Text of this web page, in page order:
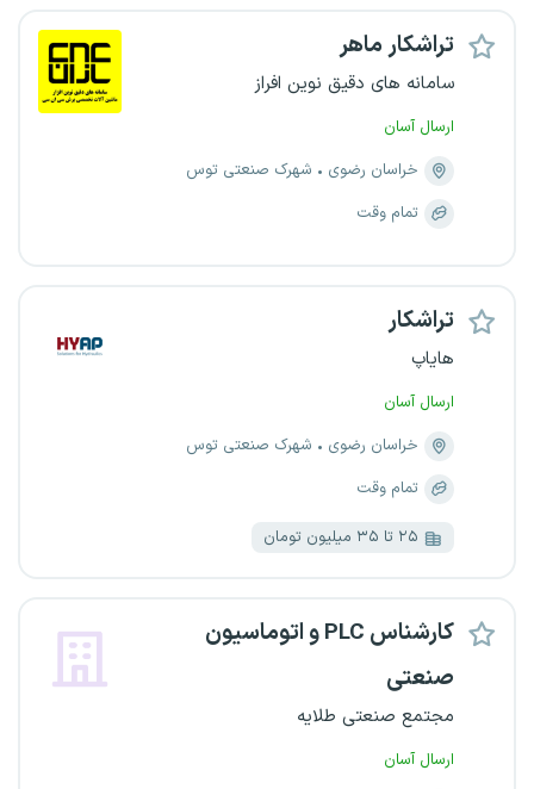
تراشکار ماهر
سامانه های دقیق نوین افراز
ارسال آسان
خراسان رضوی
شهرک صنعتی توس
تمام وقت
تراشکار
هایاپ
ارسال آسان
خراسان رضوی
شهرک صنعتی توس
تمام وقت
۲۵ تا ۳۵ میلیون تومان
کارشناس PLC و اتوماسیون
صنعتی
مجتمع صنعتی طلایه
ارسال آسان